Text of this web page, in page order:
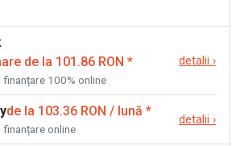
de la 101.86 RON *
finanțare 100% online
detalii ›
de la 103.36 RON / lună *
finanțare online
detalii ›